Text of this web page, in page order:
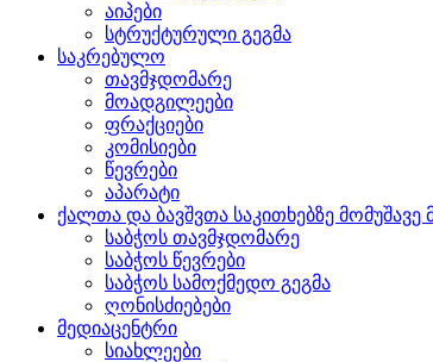
აიპები
სტრუქტურული გეგმა
საკრებულო
თავმჯდომარე
მოადგილეები
ფრაქციები
კომისიები
წევრები
აპარატი
ქალთა და ბავშვთა საკითხებზე მომუშავე
საბჭოს თავმჯდომარე
საბჭოს წევრები
საბჭოს სამოქმედო გეგმა
ღონისძიებები
მედიაცენტრი
სიახლეები